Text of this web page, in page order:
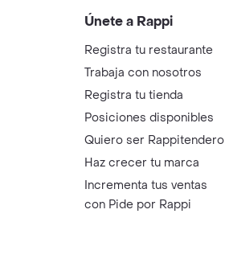
Únete a Rappi
Registra tu restaurante
Trabaja con nosotros
Registra tu tienda
Posiciones disponibles
Quiero ser Rappitendero
Haz crecer tu marca
Incrementa tus ventas
con Pide por Rappi